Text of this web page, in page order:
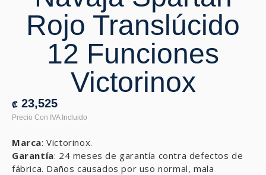
Rojo Translúcido
12 Funciones
Victorinox
₡ 23,525
Marca: Victorinox.
Garantía: 24 meses de garantía contra defectos de
fábrica. Daños causados por uso normal, mala